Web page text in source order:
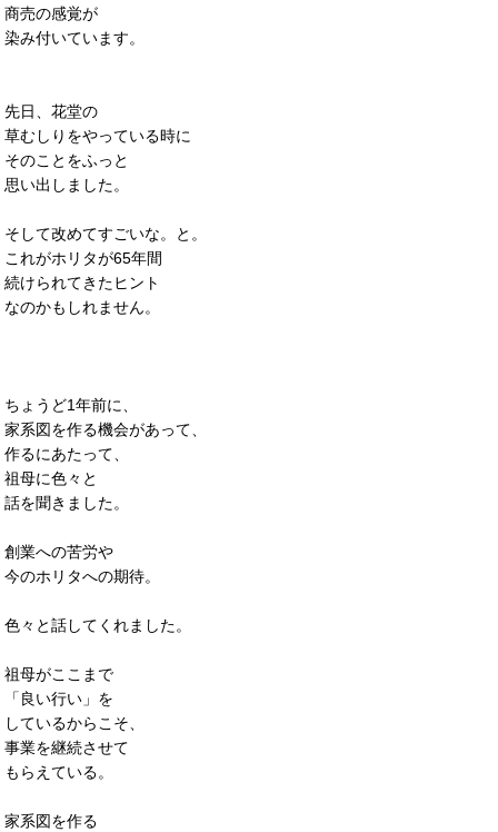
商売の感覚が
染み付いています。
先日、花堂の
草むしりをやっている時に
そのことをふっと
思い出しました。
そして改めてすごいな。と。
これがホリタが65年間
続けられてきたヒント
なのかもしれません。
ちょうど1年前に、
家系図を作る機会があって、
作るにあたって、
祖母に色々と
話を聞きました。
創業への苦労や
今のホリタへの期待。
色々と話してくれました。
祖母がここまで
「良い行い」を
しているからこそ、
事業を継続させて
もらえている。
家系図を作る